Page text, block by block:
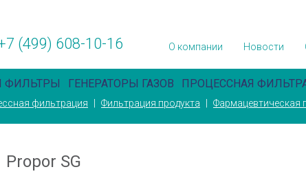
(499) 608-10-16 О компании Новости
ФИЛЬТРЫ ГЕНЕРАТОРЫ ГАЗОВ ПРОЦЕССНАЯ
фильтрация Фильтрация продукта
Propor SG